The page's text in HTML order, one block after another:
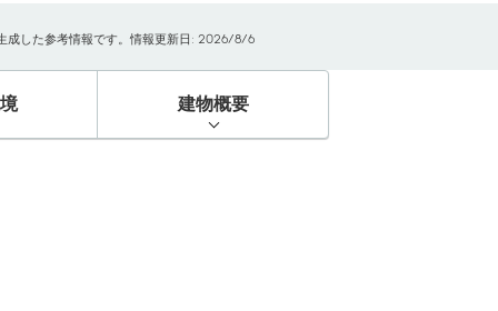
成した参考情報です。情報更新日: 2026/8/6
建物概要